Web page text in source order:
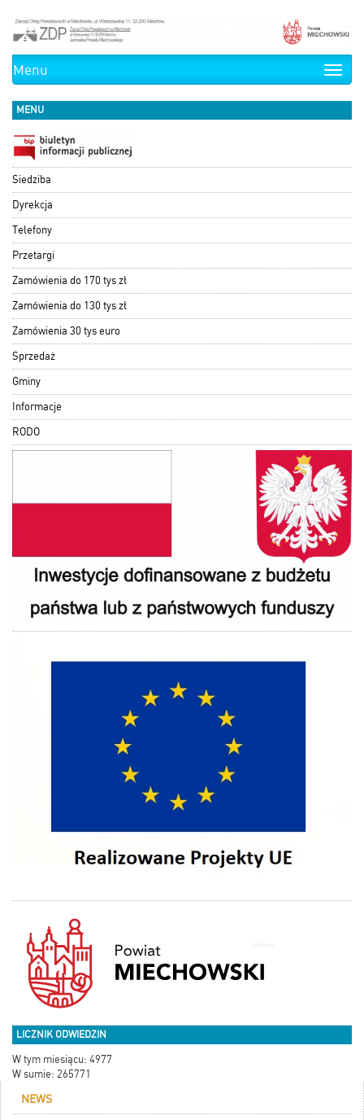
Toggle
Menu
MENU
Siedziba
Dyrekcja
Telefony
Przetargi
Zamówienia do 170 tys zł
Zamówienia do 130 tys zł
Zamówienia 30 tys euro
Sprzedaż
Gminy
Informacje
RODO
LICZNIK ODWIEDZIN
W tym miesiącu: 4977
W sumie: 265771
NEWS